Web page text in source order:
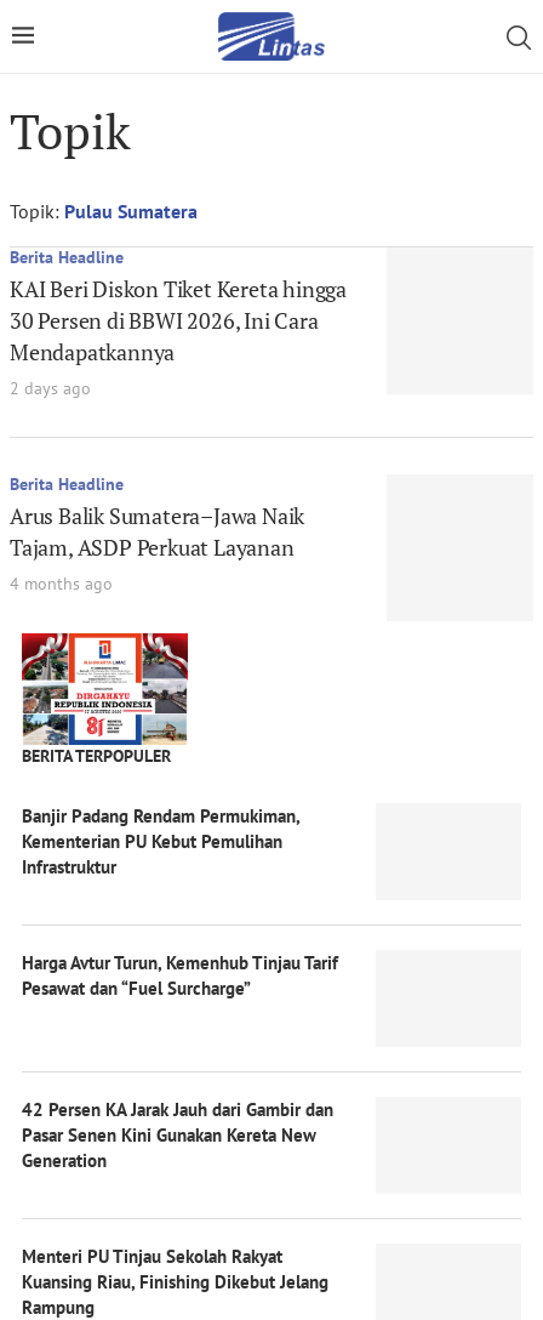
Topik
Topik: Pulau Sumatera
Berita Headline
KAI Beri Diskon Tiket Kereta hingga
30 Persen di BBWI 2026, Ini Cara
Mendapatkannya
2 days ago
Berita Headline
Arus Balik Sumatera–Jawa Naik
Tajam, ASDP Perkuat Layanan
4 months ago
BERITA TERPOPULER
Banjir Padang Rendam Permukiman,
Kementerian PU Kebut Pemulihan
Infrastruktur
Harga Avtur Turun, Kemenhub Tinjau Tarif
Pesawat dan “Fuel Surcharge”
42 Persen KA Jarak Jauh dari Gambir dan
Pasar Senen Kini Gunakan Kereta New
Generation
Menteri PU Tinjau Sekolah Rakyat
Kuansing Riau, Finishing Dikebut Jelang
Rampung